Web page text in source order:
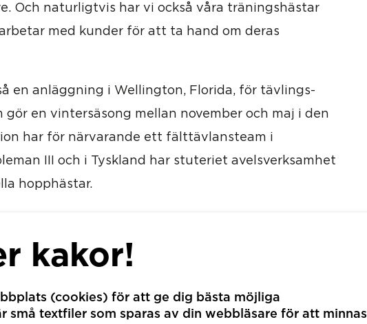
Och naturligtvis har vi också våra träningshästar
med kunder för att ta hand om deras
en anläggning i Wellington, Florida, för tävlings-
gör en vintersäsong mellan november och maj i den
har för närvarande ett fälttävlansteam i
III och i Tyskland har stuteriet avelsverksamhet
hopphästar.
ryttare, Anna-Clara Pettersson och Ida-Linn
födelsedagspresent, stödjer Hyperion
kakor!
(cookies) för att ge dig bästa möjliga
små textfiler som sparas av din webbläsare för att minnas